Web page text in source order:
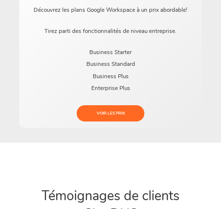
Découvrez les plans Google Workspace à un prix abordable!
Tirez parti des fonctionnalités de niveau entreprise.
Business Starter
Business Standard
Business Plus
Enterprise Plus
VOIR LES PRIX
Témoignages de clients